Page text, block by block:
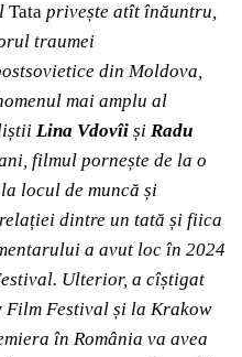
Tata privește atît înăuntru,
traumei
din Moldova,
mai amplu al
Lina Vdovîi și Radu
filmul pornește de la o
locul de muncă și
dintre un tată și fiica
a avut loc în 2024
Ulterior, a cîștigat
Festival și la Krakow
în România va avea